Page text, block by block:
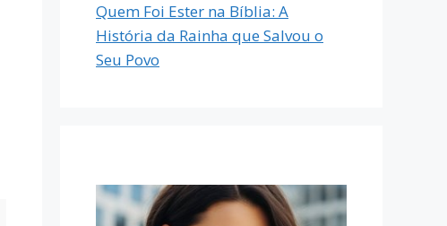
Quem Foi Ester na Bíblia: A
História da Rainha que Salvou o
Seu Povo